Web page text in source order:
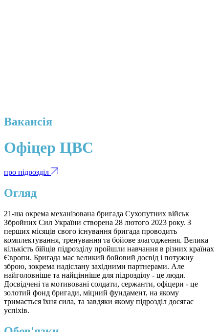
Вакансія
Офіцер ЦВС
про підрозділ
Огляд
21-ша окрема механізована бригада Сухопутних військ
Збройних Сил України створена 28 лютого 2023 року. З
перших місяців свого існування бригада проводить
комплектування, тренування та бойове злагодження. Велика
кількість бійців підрозділу пройшли навчання в різних країнах
Європи. Бригада має великий бойовий досвід і потужну
зброю, зокрема надіслану західними партнерами. Але
найголовніше та найцінніше для підрозділу - це люди.
Досвідчені та мотивовані солдати, сержанти, офіцери - це
золотий фонд бригади, міцний фундамент, на якому
тримається їхня сила, та завдяки якому підрозділ досягає
успіхів.